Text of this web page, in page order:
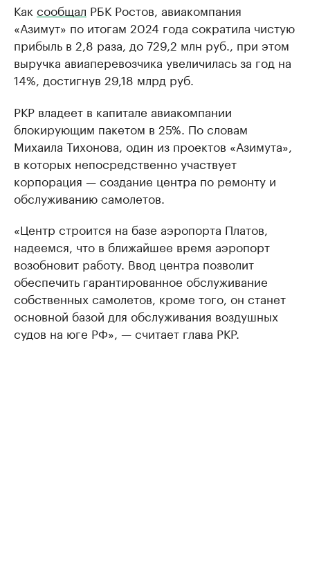
Как сообщал РБК Ростов, авиакомпания
«Азимут» по итогам 2024 года сократила чистую
прибыль в 2,8 раза, до 729,2 млн руб., при этом
выручка авиаперевозчика увеличилась за год на
14%, достигнув 29,18 млрд руб.
РКР владеет в капитале авиакомпании
блокирующим пакетом в 25%. По словам
Михаила Тихонова, один из проектов «Азимута»,
в которых непосредственно участвует
корпорация — создание центра по ремонту и
обслуживанию самолетов.
«Центр строится на базе аэропорта Платов,
надеемся, что в ближайшее время аэропорт
возобновит работу. Ввод центра позволит
обеспечить гарантированное обслуживание
собственных самолетов, кроме того, он станет
основной базой для обслуживания воздушных
судов на юге РФ», — считает глава РКР.